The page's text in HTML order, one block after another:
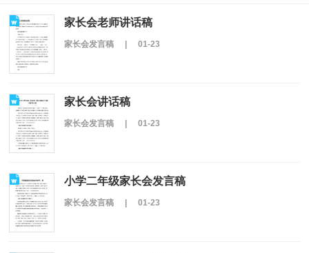
家长会老师讲话稿
家长会发言稿 | 01-23
家长会讲话稿
家长会发言稿 | 01-23
小学二年级家长会发言稿
家长会发言稿 | 01-23